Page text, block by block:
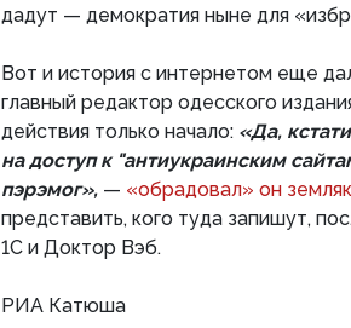
дадут — демократия ныне для
Вот и история с интернетом еще
главный редактор одесского
действия только начало: «Да,
на доступ к "антиукраинским
пэрэмог», — «обрадовал» он
представить, кого туда запишут,
1С и Доктор Вэб.
РИА Катюша